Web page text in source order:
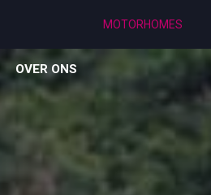
MOTORHOMES
OVER ONS